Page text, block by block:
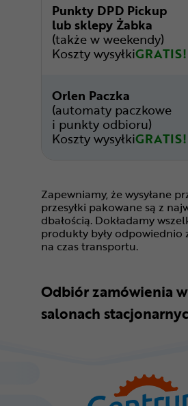
Punkty DPD Pickup
lub sklepy Żabka
(także w weekendy)
Koszty wysyłkiGRATIS!
Orlen Paczka
(automaty paczkowe
i punkty odbioru)
Koszty wysyłkiGRATIS!
Zapewniamy, że wysyłane
przesyłki pakowane są z
dbałością. Dokładamy
produkty były odpowiednio
na czas transportu.
Odbiór zamówienia
salonach